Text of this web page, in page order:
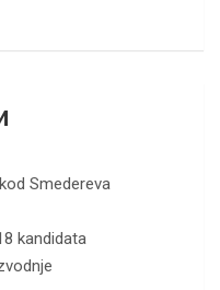
Smedereva
kandidata